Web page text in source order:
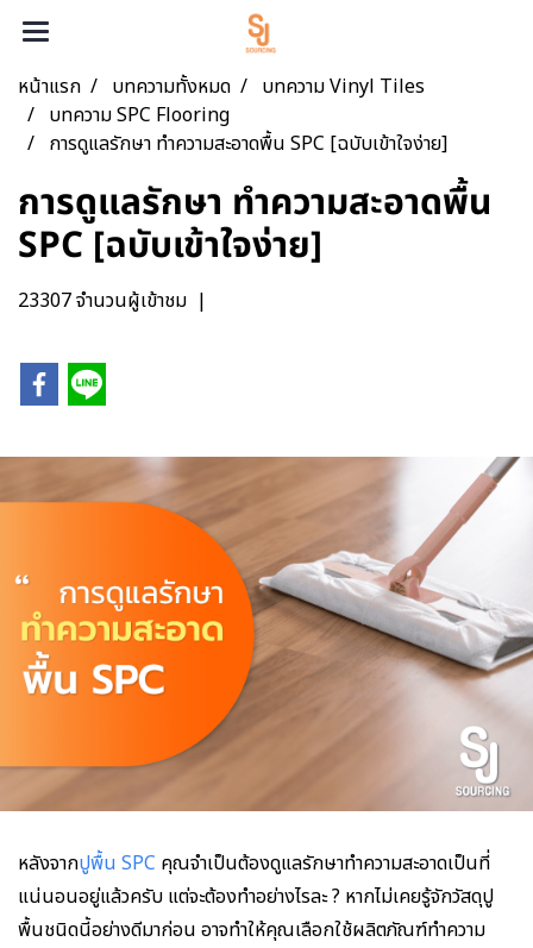
หน้าแรก บทความทั้งหมด
บทความ Vinyl Tiles
บทความ SPC Flooring
การดูแลรักษา ทำความสะอาดพื้น SPC [ฉบับเข้าใจง่าย]
การดูแลรักษา ทำความสะอาดพื้น
SPC [ฉบับเข้าใจง่าย]
23307 จำนวนผู้เข้าชม |
หลังจากปูพื้น SPC คุณจำเป็นต้องดูแลรักษาทำความสะอาดเป็นที่
แน่นอนอยู่แล้วครับ แต่จะต้องทำอย่างไรละ ? หากไม่เคยรู้จักวัสดุปู
พื้นชนิดนี้อย่างดีมาก่อน อาจทำให้คุณเลือกใช้ผลิตภัณฑ์ทำความ